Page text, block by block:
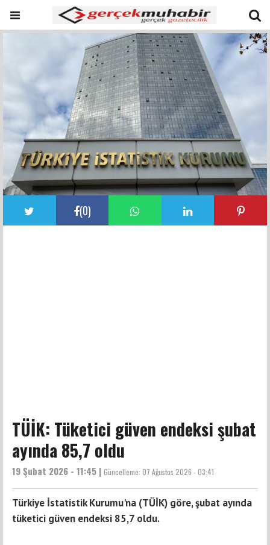
(0)
TÜİK: Tüketici güven endeksi şubat
ayında 85,7 oldu
19 Şubat 2026 - 11:45 | Güncelleme: 07 Ağustos 2026 - 03:41
Türkiye İstatistik Kurumu'na (TÜİK) göre, şubat ayında
tüketici güven endeksi 85,7 oldu.